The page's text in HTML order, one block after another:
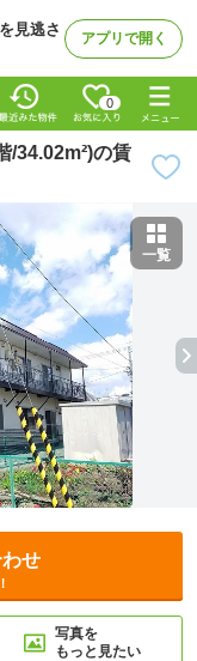
見逃さ
アプリで開く
0
/34.02m²)の賃
一覧
せ
写真を
もっと見たい